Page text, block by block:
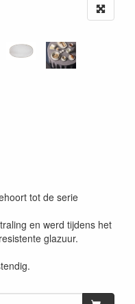
tot de serie
en werd tijdens het
glazuur.